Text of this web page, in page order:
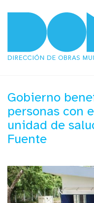
Gobierno
personas con
unidad de
Fuente